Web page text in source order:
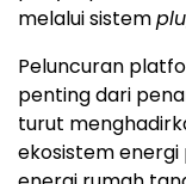
melalui sistem
Peluncuran
penting dari
turut
ekosistem energi